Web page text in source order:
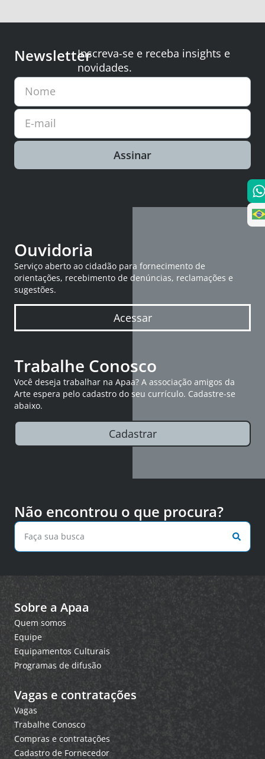
NewsletterInscreva-se e receba insights e
novidades.
Nome
E-mail
Assinar
Ouvidoria
Serviço aberto ao cidadão para fornecimento de
orientações, recebimento de denúncias, reclamações e
sugestões.
Acessar
Trabalhe Conosco
Você deseja trabalhar na Apaa? A associação amigos da
Arte espera pelo cadastro do seu currículo. Cadastre-se
abaixo.
Cadastrar
Não encontrou o que procura?
Sobre a Apaa
Quem somos
Equipe
Equipamentos Culturais
Programas de difusão
Vagas e contratações
Vagas
Trabalhe Conosco
Compras e contratações
Cadastro de Fornecedor